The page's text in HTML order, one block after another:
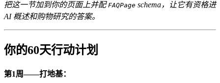
把这一节加到你的页面上并配FAQPage schema，让它有资格进
AI 概述和购物研究的答案。
你的60天行动计划
第1周——打地基：